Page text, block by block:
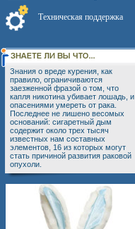
Техническая поддержка
Знания о вреде курения, как
правило, ограничиваются
заезженной фразой о том, что
капля никотина убивает лошадь, и
опасениями умереть от рака.
Последнее не лишено весомых
оснований: сигаретный дым
содержит около трех тысяч
известных нам составных
элементов, 16 из которых могут
стать причиной развития раковой
опухоли.